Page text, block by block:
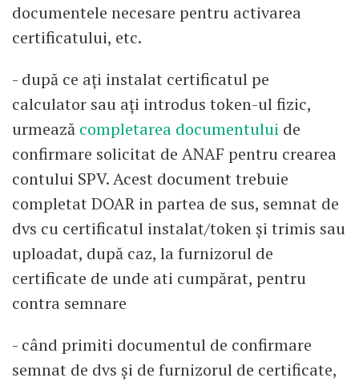
documentele necesare pentru activarea
certificatului, etc.
- după ce ați instalat certificatul pe
calculator sau ați introdus token-ul fizic,
urmează completarea documentului de
confirmare solicitat de ANAF pentru crearea
contului SPV. Acest document trebuie
completat DOAR in partea de sus, semnat de
dvs cu certificatul instalat/token și trimis sau
uploadat, după caz, la furnizorul de
certificate de unde ati cumpărat, pentru
contra semnare
- când primiti documentul de confirmare
semnat de dvs și de furnizorul de certificate,